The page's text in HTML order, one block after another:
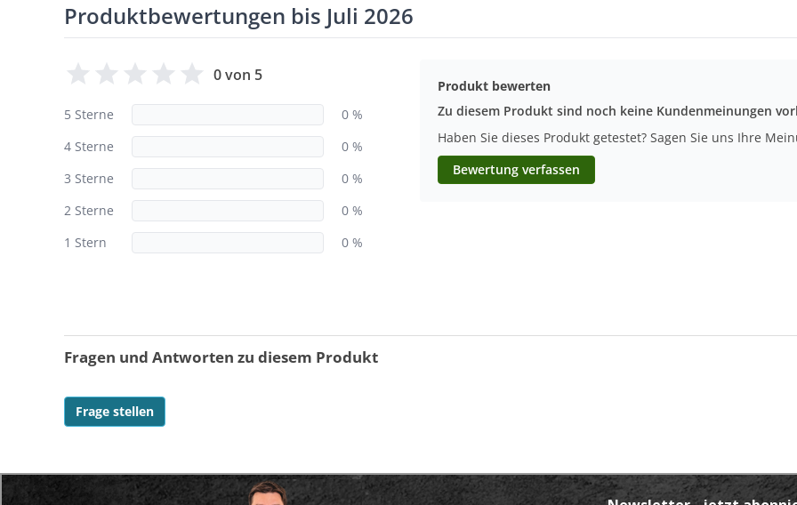
Produktbewertungen bis Juli 2026
0 von 5
5 Sterne
0 %
4 Sterne
0 %
3 Sterne
0 %
2 Sterne
0 %
1 Stern
0 %
Produkt bewerten
Zu diesem Produkt sind noch keine Kundenmeinungen
Haben Sie dieses Produkt getestet? Sagen Sie uns Ihre
Bewertung verfassen
Fragen und Antworten zu diesem Produkt
Frage stellen